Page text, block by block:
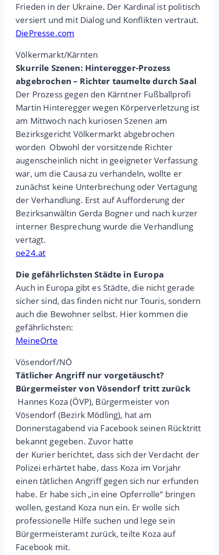
Frieden in der Ukraine. Der Kardinal ist politisch
versiert und mit Dialog und Konflikten vertraut.
DiePresse.com
Völkermarkt/Kärnten
Skurrile Szenen: Hinteregger-Prozess
abgebrochen – Richter taumelte durch Saal
Der Prozess gegen den Kärntner Fußballprofi
Martin Hinteregger wegen Körperverletzung ist
am Mittwoch nach kuriosen Szenen am
Bezirksgericht Völkermarkt abgebrochen
worden Obwohl der vorsitzende Richter
augenscheinlich nicht in geeigneter Verfassung
war, um die Causa zu verhandeln, wollte er
zunächst keine Unterbrechung oder Vertagung
der Verhandlung. Erst auf Aufforderung der
Bezirksanwältin Gerda Bogner und nach kurzer
interner Besprechung wurde die Verhandlung
vertagt.
oe24.at
Die gefährlichsten Städte in Europa
Auch in Europa gibt es Städte, die nicht gerade
sicher sind, das finden nicht nur Touris, sondern
auch die Bewohner selbst. Hier kommen die
gefährlichsten:
MeineOrte
Vösendorf/NÖ
Tätlicher Angriff nur vorgetäuscht?
Bürgermeister von Vösendorf tritt zurück
Hannes Koza (ÖVP), Bürgermeister von
Vösendorf (Bezirk Mödling), hat am
Donnerstagabend via Facebook seinen Rücktritt
bekannt gegeben. Zuvor hatte
der Kurier berichtet, dass sich der Verdacht der
Polizei erhärtet habe, dass Koza im Vorjahr
einen tätlichen Angriff gegen sich nur erfunden
habe. Er habe sich „in eine Opferrolle“ bringen
wollen, gestand Koza nun ein. Er wolle sich
professionelle Hilfe suchen und lege sein
Bürgermeisteramt zurück, teilte Koza auf
Facebook mit.